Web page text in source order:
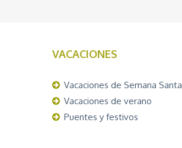
VACACIONES
Vacaciones de Semana Santa
Vacaciones de verano
Puentes y festivos